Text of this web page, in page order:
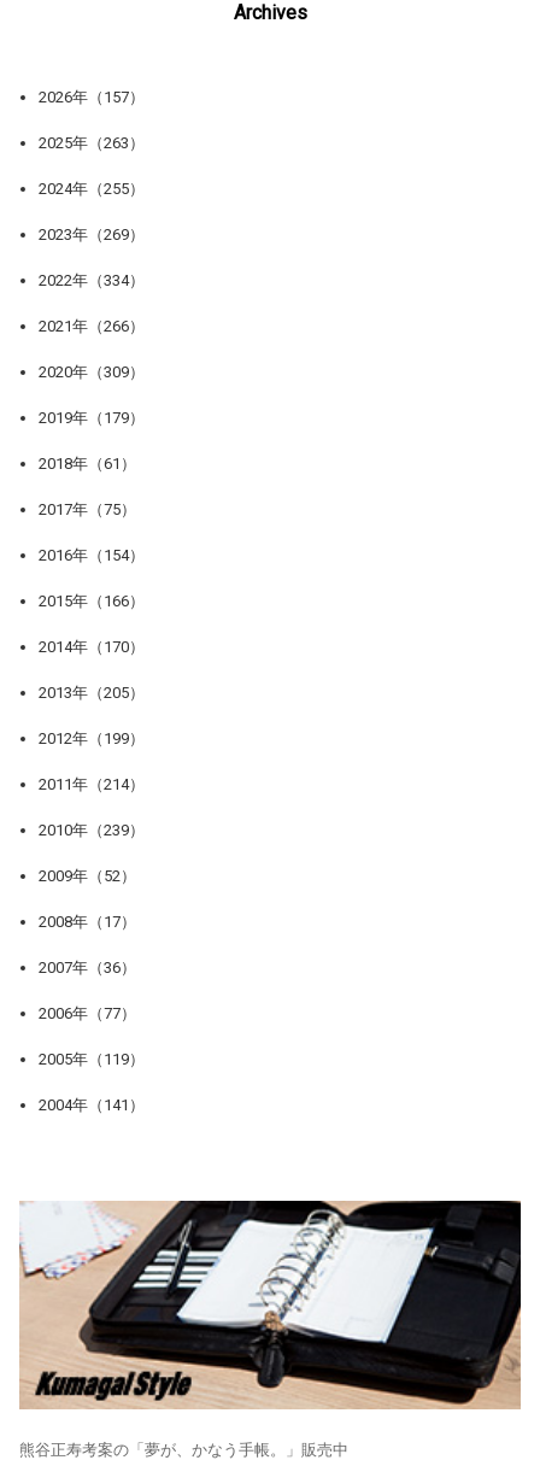
Archives
2026年（157）
2025年（263）
2024年（255）
2023年（269）
2022年（334）
2021年（266）
2020年（309）
2019年（179）
2018年（61）
2017年（75）
2016年（154）
2015年（166）
2014年（170）
2013年（205）
2012年（199）
2011年（214）
2010年（239）
2009年（52）
2008年（17）
2007年（36）
2006年（77）
2005年（119）
2004年（141）
熊谷正寿考案の「夢が、かなう手帳。」販売中